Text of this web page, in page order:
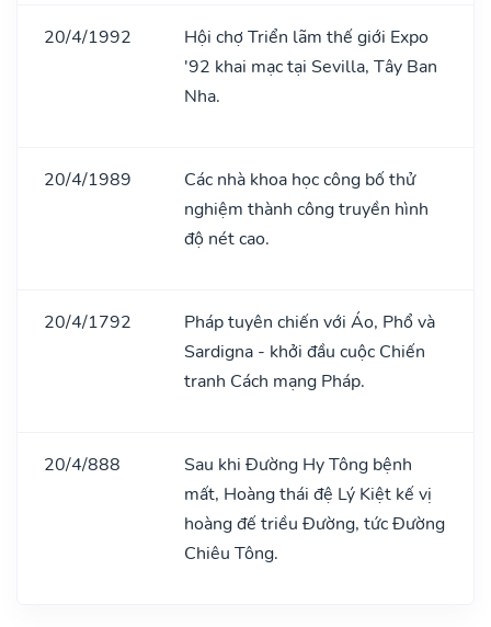
20/4/1992
Hội chợ Triển lãm thế giới Expo
'92 khai mạc tại Sevilla, Tây Ban
Nha.
20/4/1989
Các nhà khoa học công bố thử
nghiệm thành công truyền hình
độ nét cao.
20/4/1792
Pháp tuyên chiến với Áo, Phổ và
Sardigna - khởi đầu cuộc Chiến
tranh Cách mạng Pháp.
20/4/888
Sau khi Đường Hy Tông bệnh
mất, Hoàng thái đệ Lý Kiệt kế vị
hoàng đế triều Đường, tức Đường
Chiêu Tông.